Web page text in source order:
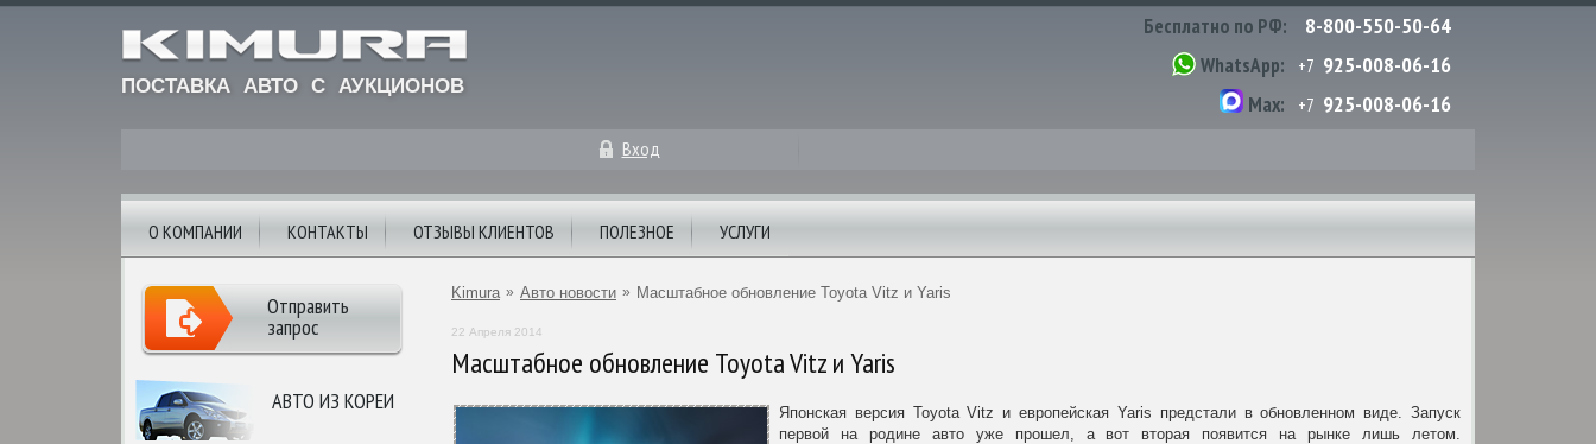
ПОСТАВКА АВТО С АУКЦИОНОВ
Бесплатно по РФ: 8-800-550-50-64
WhatsApp: +7 925-008-06-16
Max: +7 925-008-06-16
Вход
О КОМПАНИИ КОНТАКТЫ ОТЗЫВЫ КЛИЕНТОВ ПОЛЕЗНОЕ УСЛУГИ
АВТО ИЗ КОРЕИ
Отправить
запрос
Kimura » Авто новости » Масштабное обновление Toyota Vitz и Yaris
22 Апреля 2014
Масштабное обновление Toyota Vitz и Yaris
Японская версия Toyota Vitz и европейская Yaris предстали в обновленном виде. Запуск
первой на родине авто уже прошел, а вот вторая появится на рынке лишь летом.